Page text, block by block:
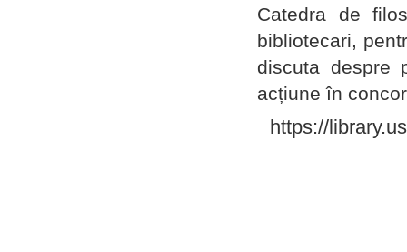
Catedra de
bibliotecari,
discuta despre
acțiune în
https://